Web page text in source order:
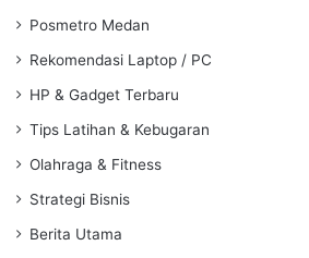
Posmetro Medan
Rekomendasi Laptop / PC
HP & Gadget Terbaru
Tips Latihan & Kebugaran
Olahraga & Fitness
Strategi Bisnis
Berita Utama